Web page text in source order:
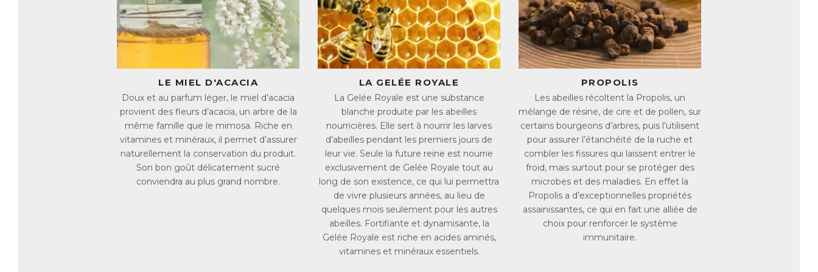
leur ruche des infections. Associée à la Gelée Royale, aux vertus énergisantes largement reconnues, elle fait de
Geledabeille une solution d’une extrême efficacité pour renforcer l’organisme.
La Gelée Royale apporte d’ailleurs à l’organisme de nombreux nutriments directement assimilables, tels que des
acides aminés, des vitamines du groupe B (B3, B5, B8, B9) et des minéraux (cuivre, phosphore, fer).
molécules actives, mais aussi un goût doux et sucré qui conviendra aux palais les plus délicats.
ACL :
7447537
Télécharger la fiche produit
LE MIEL D'ACACIA
Doux et au parfum léger, le miel d’acacia
provient des fleurs d’acacia, un arbre de la
même famille que le mimosa. Riche en
vitamines et minéraux, il permet d’assurer
naturellement la conservation du produit.
Son bon goût délicatement sucré
conviendra au plus grand nombre.
LA GELÉE ROYALE
La Gelée Royale est une substance
blanche produite par les abeilles
nourricières. Elle sert à nourrir les larves
d’abeilles pendant les premiers jours de
leur vie. Seule la future reine est nourrie
exclusivement de Gelée Royale tout au
long de son existence, ce qui lui permettra
de vivre plusieurs années, au lieu de
quelques mois seulement pour les autres
abeilles. Fortifiante et dynamisante, la
Gelée Royale est riche en acides aminés,
vitamines et minéraux essentiels.
PROPOLIS
Les abeilles récoltent la Propolis, un
mélange de résine, de cire et de pollen, sur
certains bourgeons d’arbres, puis l’utilisent
pour assurer l’étanchéité de la ruche et
combler les fissures qui laissent entrer le
froid, mais surtout pour se protéger des
microbes et des maladies. En effet la
Propolis a d’exceptionnelles propriétés
assainissantes, ce qui en fait une alliée de
choix pour renforcer le système
immunitaire.